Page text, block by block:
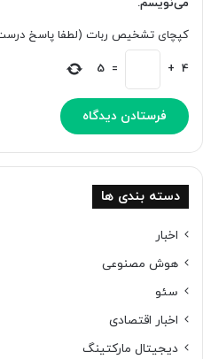
ه‌
ن
د
ی
م
ی‌
ک
د
ش
ی‌
د
د
می‌نویسم.
کپچای تشخیص ربات (لطفا پاسخ درست
4
+
=
5
دسته بندی ها
اخبار
هوش مصنوعی
سئو
اخبار اقتصادی
دیجیتال مارکتینگ